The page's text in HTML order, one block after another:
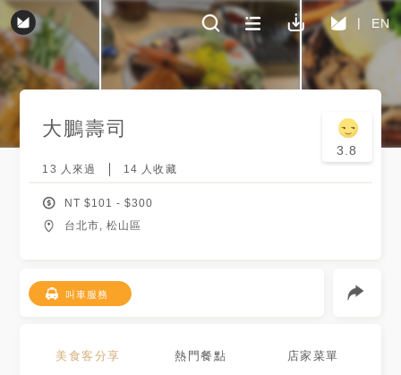
EN
大鵬壽司
3.8
13 人來過 14 人收藏
NT $101 - $300
台北市, 松山區
叫車服務
美食客分享 熱門餐點 店家菜單